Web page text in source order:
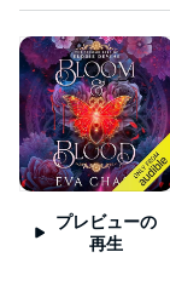
プレビューの
再生